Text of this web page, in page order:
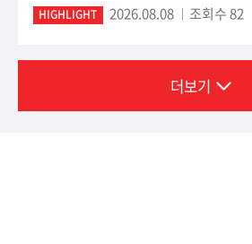
HIGHLIGHT 2026.08.08 조회수 82
더보기